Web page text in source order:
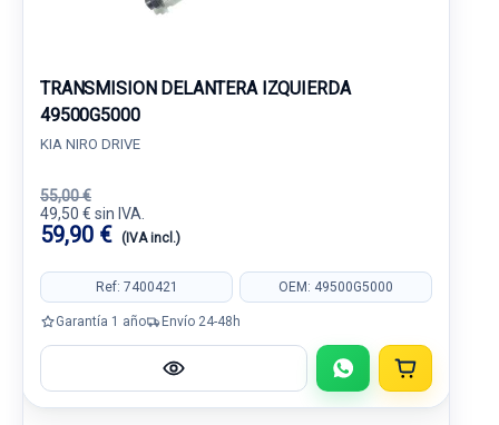
TRANSMISION DELANTERA IZQUIERDA
49500G5000
KIA NIRO DRIVE
55,00 €
49,50 € sin IVA.
59,90 € (IVA incl.)
Ref: 7400421 OEM: 49500G5000
Garantía 1 año Envío 24-48h